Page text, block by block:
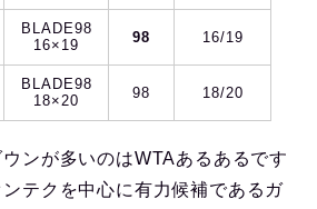
BLADE98
16×19
98 16/19
BLADE98
18×20
98 18/20
ンが多いのはWTAあるあるです
テクを中心に有力候補であるガ